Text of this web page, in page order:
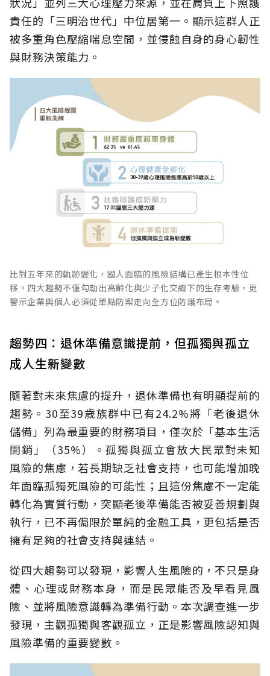
責任的「三明治世代」中位居第一。顯示這群人正
被多重角色壓縮喘息空間，並侵蝕自身的身心韌性
與財務決策能力。
比對五年來的軌跡變化，國人面臨的風險結構已產生根本性位
移。四大趨勢不僅勾勒出高齡化與少子化交織下的生存考驗，更
警示企業與個人必須從單點防禦走向全方位防護布局。
趨勢四：退休準備意識提前，但孤獨與孤立
成人生新變數
隨著對未來焦慮的提升，退休準備也有明顯提前的
趨勢。30至39歲族群中已有24.2%將「老後退休
儲備」列為最重要的財務項目，僅次於「基本生活
開銷」（35%）。孤獨與孤立會放大民眾對未知
風險的焦慮，若長期缺乏社會支持，也可能增加晚
年面臨孤獨死風險的可能性；且這份焦慮不一定能
轉化為實質行動，突顯老後準備能否被妥善規劃與
執行，已不再侷限於單純的金融工具，更包括是否
擁有足夠的社會支持與連結。
從四大趨勢可以發現，影響人生風險的，不只是身
體、心理或財務本身，而是民眾能否及早看見風
險、並將風險意識轉為準備行動。本次調查進一步
發現，主觀孤獨與客觀孤立，正是影響風險認知與
風險準備的重要變數。